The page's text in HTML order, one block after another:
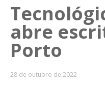
abre
Porto
28 de outubro de 2022